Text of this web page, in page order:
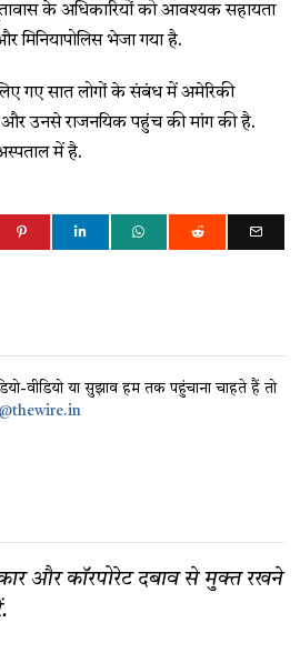
के अधिकारियों को आवश्यक सहायता
मिनियापोलिस भेजा गया है.
गए सात लोगों के संबंध में अमेरिकी
और उनसे राजनयिक पहुंच की मांग की है.
में है.
वीडियो या सुझाव हम तक पहुंचाना चाहते हैं तो
और कॉरपोरेट दबाव से मुक्त रखने